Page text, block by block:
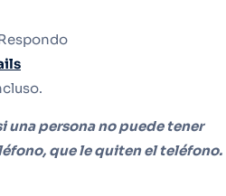
una persona no puede tener
que le quiten el teléfono.